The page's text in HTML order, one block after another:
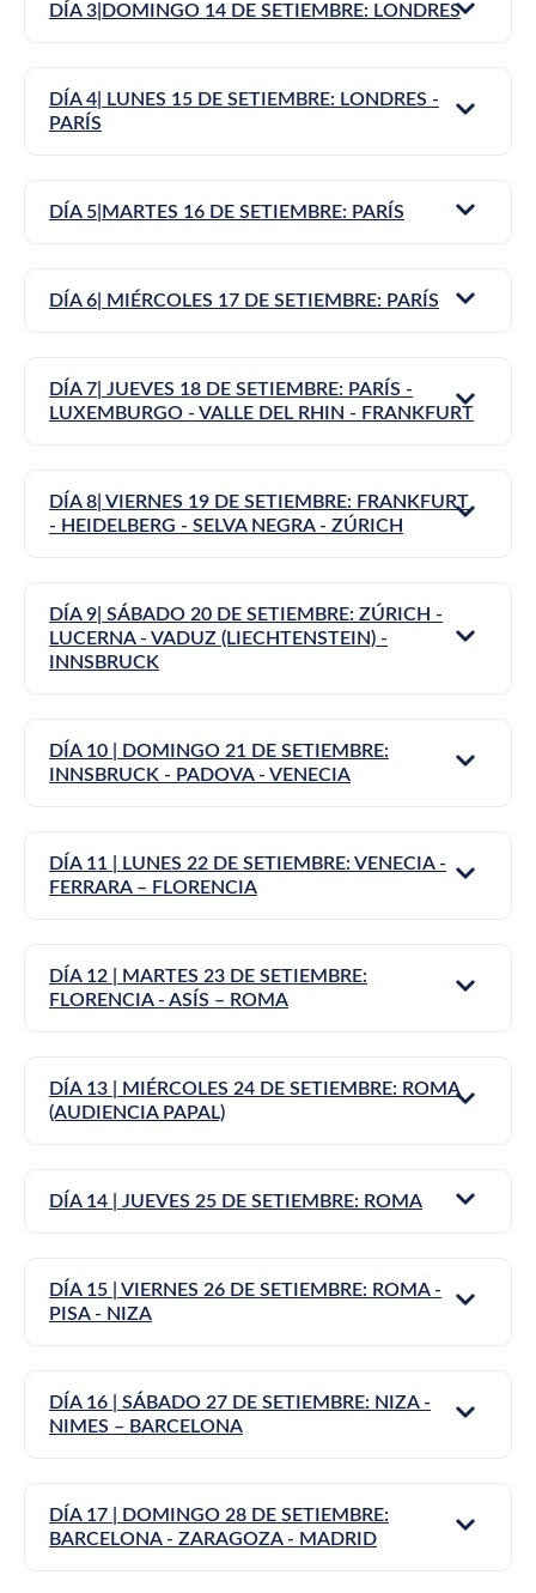
DÍA 3|DOMINGO 14 DE SETIEMBRE: LONDRES
DÍA 4| LUNES 15 DE SETIEMBRE: LONDRES -
PARÍS
DÍA 5|MARTES 16 DE SETIEMBRE: PARÍS
DÍA 6| MIÉRCOLES 17 DE SETIEMBRE: PARÍS
DÍA 7| JUEVES 18 DE SETIEMBRE: PARÍS -
LUXEMBURGO - VALLE DEL RHIN - FRANKFURT
DÍA 8| VIERNES 19 DE SETIEMBRE: FRANKFURT
- HEIDELBERG - SELVA NEGRA - ZÚRICH
DÍA 9| SÁBADO 20 DE SETIEMBRE: ZÚRICH -
LUCERNA - VADUZ (LIECHTENSTEIN) -
INNSBRUCK
DÍA 10 | DOMINGO 21 DE SETIEMBRE:
INNSBRUCK - PADOVA - VENECIA
DÍA 11 | LUNES 22 DE SETIEMBRE: VENECIA -
FERRARA – FLORENCIA
DÍA 12 | MARTES 23 DE SETIEMBRE:
FLORENCIA - ASÍS – ROMA
DÍA 13 | MIÉRCOLES 24 DE SETIEMBRE: ROMA
(AUDIENCIA PAPAL)
DÍA 14 | JUEVES 25 DE SETIEMBRE: ROMA
DÍA 15 | VIERNES 26 DE SETIEMBRE: ROMA -
PISA - NIZA
DÍA 16 | SÁBADO 27 DE SETIEMBRE: NIZA -
NIMES – BARCELONA
DÍA 17 | DOMINGO 28 DE SETIEMBRE:
BARCELONA - ZARAGOZA - MADRID